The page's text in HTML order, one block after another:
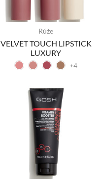
Rúže
VELVET TOUCH LIPSTICK
LUXURY
+4